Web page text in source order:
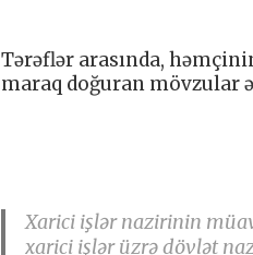
Tərəflər arasında,
maraq doğuran mövzular
Xarici işlər nazirinin
xarici işlər üzrə dövlət